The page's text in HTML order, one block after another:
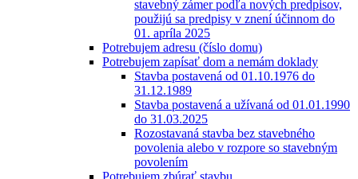
stavebný zámer podľa nových predpisov,
použijú sa predpisy v znení účinnom do
01. apríla 2025
Potrebujem adresu (číslo domu)
Potrebujem zapísať dom a nemám doklady
Stavba postavená od 01.10.1976 do
31.12.1989
Stavba postavená a užívaná od 01.01.1990
do 31.03.2025
Rozostavaná stavba bez stavebného
povolenia alebo v rozpore so stavebným
povolením
Potrebujem zbúrať stavbu